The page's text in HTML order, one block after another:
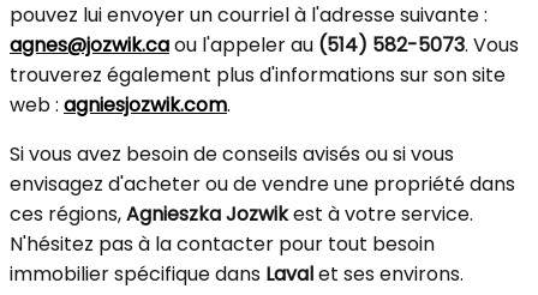
pouvez lui envoyer un courriel à l'adresse suivante :
agnes@jozwik.caou l'appeler au (514) 582-5073. Vous
trouverez également plus d'informations sur son site
web : agniesjozwik.com.
Si vous avez besoin de conseils avisés ou si vous
envisagez d'acheter ou de vendre une propriété dans
ces régions,Agnieszka Jozwikest à votre service.
N'hésitez pas à la contacter pour tout besoin
immobilier spécifique dans Lavalet ses environs.